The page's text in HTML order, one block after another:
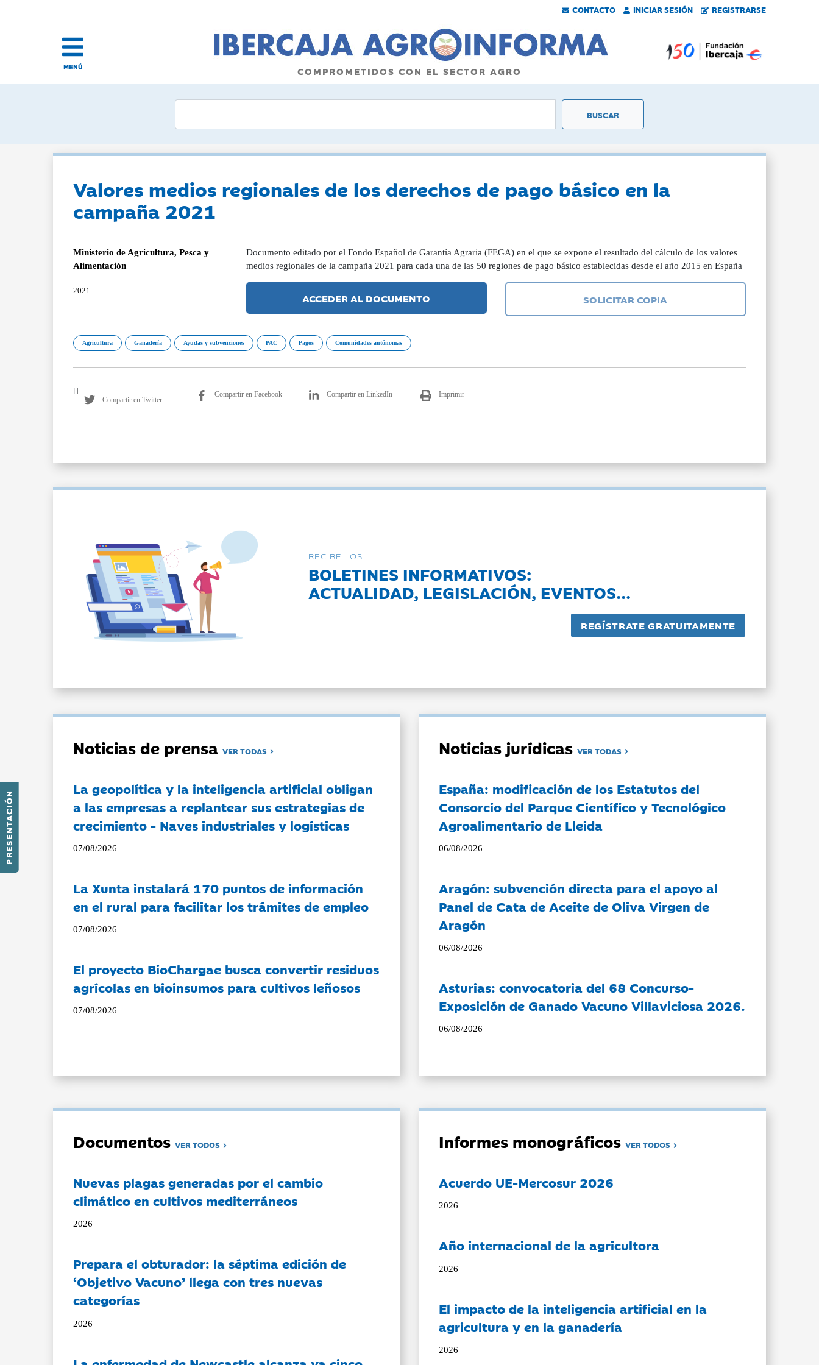
CONTACTO INICIAR SESIÓN REGISTRARSE
PRESENTACIÓN
MENÚ COMPROMETIDOS CON EL SECTOR AGRO
Valores medios regionales de los derechos de pago básico en la
campaña 2021
Ministerio de Agricultura, Pesca y
Alimentación
2021
Documento editado por el Fondo Español de Garantía Agraria (FEGA) en el que se expone el resultado del cálculo de los valores
medios regionales de la campaña 2021 para cada una de las 50 regiones de pago básico establecidas desde el año 2015 en España
ACCEDER AL DOCUMENTO SOLICITAR COPIA
Agricultura Ganadería Ayudas y subvenciones PAC Pagos Comunidades autónomas
Compartir en Twitter
Compartir en Facebook Compartir en LinkedIn Imprimir
RECIBE LOS
BOLETINES INFORMATIVOS:
ACTUALIDAD, LEGISLACIÓN, EVENTOS...
Noticias de prensaVER TODAS
La geopolítica y la inteligencia artificial obligan
a las empresas a replantear sus estrategias de
crecimiento - Naves industriales y logísticas
07/08/2026
La Xunta instalará 170 puntos de información
en el rural para facilitar los trámites de empleo
07/08/2026
El proyecto BioChargae busca convertir residuos
agrícolas en bioinsumos para cultivos leñosos
07/08/2026
Noticias jurídicasVER TODAS
España: modificación de los Estatutos del
Consorcio del Parque Científico y Tecnológico
Agroalimentario de Lleida
06/08/2026
Aragón: subvención directa para el apoyo al
Panel de Cata de Aceite de Oliva Virgen de
Aragón
06/08/2026
Asturias: convocatoria del 68 Concurso-
Exposición de Ganado Vacuno Villaviciosa 2026.
06/08/2026
DocumentosVER TODOS
Nuevas plagas generadas por el cambio
climático en cultivos mediterráneos
2026
Prepara el obturador: la séptima edición de
‘Objetivo Vacuno’ llega con tres nuevas
categorías
2026
Informes monográficosVER TODOS
Acuerdo UE-Mercosur 2026
2026
Año internacional de la agricultora
2026
El impacto de la inteligencia artificial en la
agricultura y en la ganadería
2026